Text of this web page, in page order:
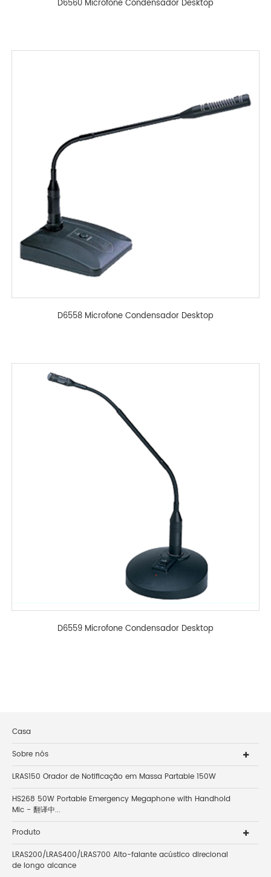
D6560 Microfone Condensador Desktop
D6558 Microfone Condensador Desktop
D6559 Microfone Condensador Desktop
Casa
Sobre nós
LRAS150 Orador de Notificação em Massa Partable 150W
HS268 50W Portable Emergency Megaphone with Handhold
Mic - 翻译中...
Produto
LRAS200/LRAS400/LRAS700 Alto-falante acústico direcional
de longo alcance